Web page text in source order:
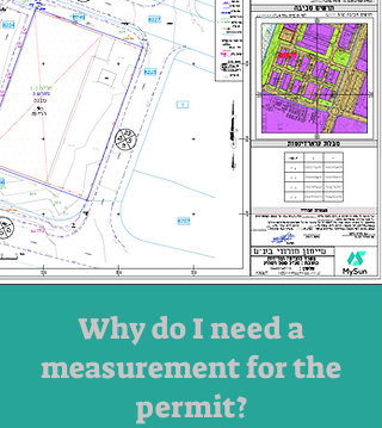
Why do I need a
measurement for the
permit?